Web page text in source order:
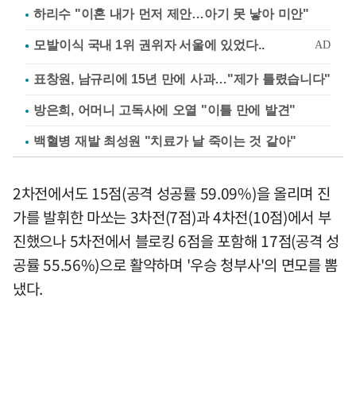
하리수 "이혼 내가 먼저 제안…아기 못 낳아 미안"
표창원, 남규리에 15년 만에 사과…"제가 틀렸습니다"
방은희, 어머니 고독사에 오열 "이틀 만에 발견"
백혈병 재발 최성원 "치료가 날 죽이는 것 같아"
2차전에서도 15점(공격 성공률 59.09%)을 올리며 진
가를 발휘한 마쏘는 3차전(7점)과 4차전(10점)에서 부
진했으나 5차전에서 블로킹 6점을 포함해 17점(공격 성
공률 55.56%)으로 활약하며 '우승 청부사'의 면모를 뽐
냈다.